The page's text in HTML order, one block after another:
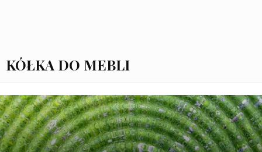
KÓŁKA DO MEBLI